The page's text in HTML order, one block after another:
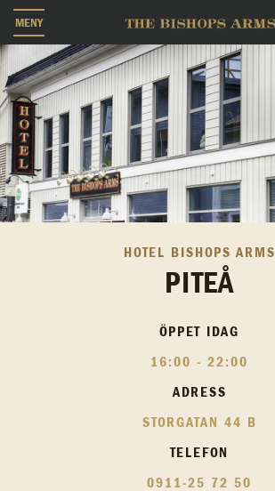
MENY
HOTEL BISHOPS ARMS
PITEÅ
ÖPPET IDAG
16:00 - 22:00
ADRESS
STORGATAN 44 B
TELEFON
0911-25 72 50